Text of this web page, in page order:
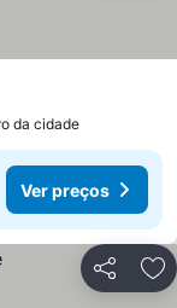
da cidade
Ver preços
Partilhar